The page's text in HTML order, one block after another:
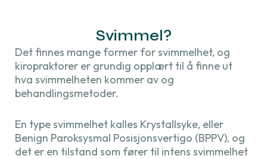
Svimmel?
Det finnes mange former for svimmelhet, og
kiropraktorer er grundig opplært til å finne ut
hva svimmelheten kommer av og
behandlingsmetoder.
En type svimmelhet kalles Krystallsyke, eller
Benign Paroksysmal Posisjonsvertigo (BPPV), og
det er en tilstand som fører til intens svimmelhet